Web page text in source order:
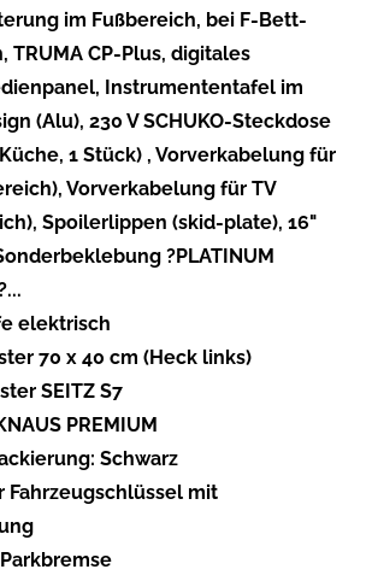
im Fußbereich, bei F-Bett-
TRUMA CP-Plus, digitales
Instrumententafel im
(Alu), 230 V SCHUKO-Steckdose
1 Stück) , Vorverkabelung für
Vorverkabelung für TV
Spoilerlippen (skid-plate), 16"
?PLATINUM
elektrisch
70 x 40 cm (Heck links)
SEITZ S7
PREMIUM
Schwarz
Fahrzeugschlüssel mit